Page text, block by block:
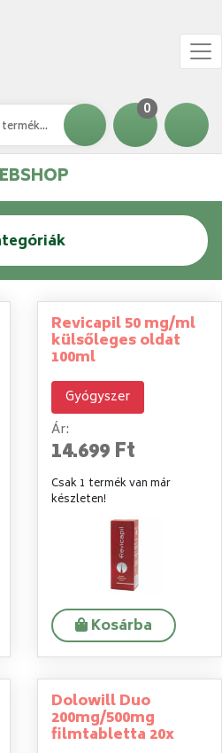
0
Revicapil 50 mg/ml
külsőleges oldat
100ml
Gyógyszer
Ár:
14.699 Ft
Csak 1 termék van már
készleten!
Kosárba
Dolowill Duo
200mg/500mg
filmtabletta 20x